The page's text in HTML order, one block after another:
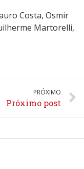
Costa, Osmir
Martorelli,
PRÓXIMO
Próximo post